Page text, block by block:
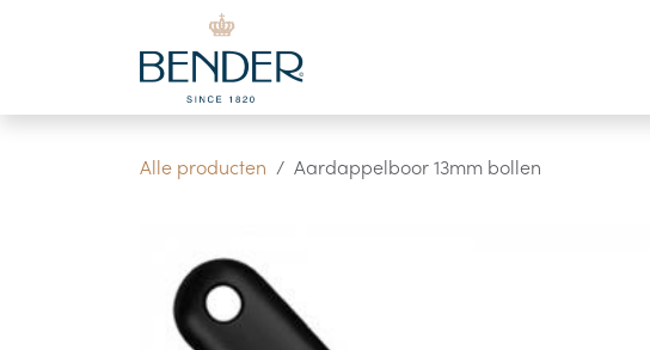
Overslaan naar inhoud
Alle producten Aardappelboor 13mm bollen